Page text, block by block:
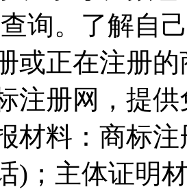
询。了解自
或正在注册
注册网，提
材料：商标
)；主体证明